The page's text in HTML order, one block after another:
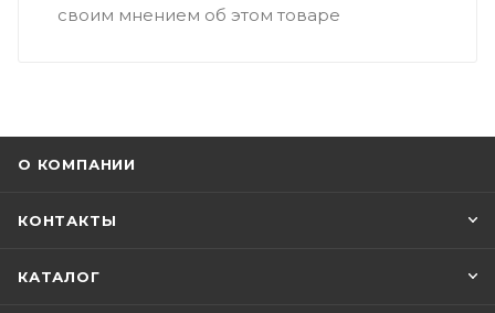
своим мнением об этом товаре
О КОМПАНИИ
КОНТАКТЫ
КАТАЛОГ